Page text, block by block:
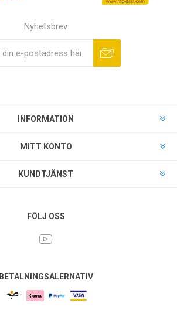
Nyhetsbrev
INFORMATION
MITT KONTO
KUNDTJÄNST
FÖLJ OSS
BETALNINGSALERNATIV